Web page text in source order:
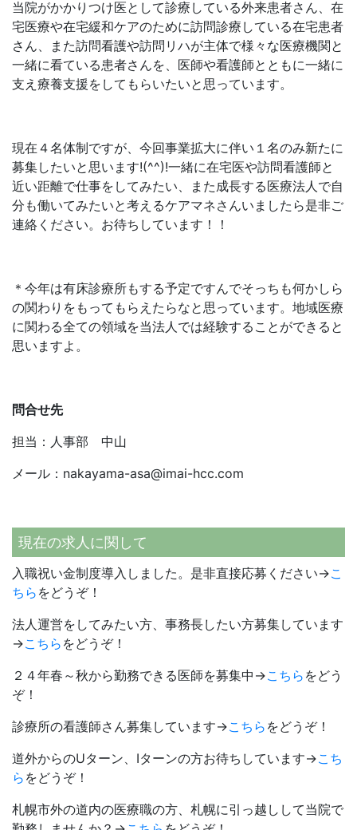
当院がかかりつけ医として診療している外来患者さん、在
宅医療や在宅緩和ケアのために訪問診療している在宅患者
さん、また訪問看護や訪問リハが主体で様々な医療機関と
一緒に看ている患者さんを、医師や看護師とともに一緒に
支え療養支援をしてもらいたいと思っています。
現在４名体制ですが、今回事業拡大に伴い１名のみ新たに
募集したいと思います!(^^)!一緒に在宅医や訪問看護師と
近い距離で仕事をしてみたい、また成長する医療法人で自
分も働いてみたいと考えるケアマネさんいましたら是非ご
連絡ください。お待ちしています！！
＊今年は有床診療所もする予定ですんでそっちも何かしら
の関わりをもってもらえたらなと思っています。地域医療
に関わる全ての領域を当法人では経験することができると
思いますよ。
問合せ先
担当：人事部 中山
メール：nakayama-asa@imai-hcc.com
現在の求人に関して
入職祝い金制度導入しました。是非直接応募ください→こ
ちら をどうぞ！
法人運営をしてみたい方、事務長したい方募集しています
→こちら をどうぞ！
２４年春～秋から勤務できる医師を募集中→こちら をどう
ぞ！
診療所の看護師さん募集しています→こちら をどうぞ！
道外からのUターン、Iターンの方お待ちしています→こち
ら をどうぞ！
札幌市外の道内の医療職の方、札幌に引っ越しして当院で